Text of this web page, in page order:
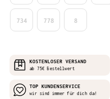
734 778 8
KOSTENLOSER VERSAND
ab 75€ Bestellwert
TOP KUNDENSERVICE
wir sind immer für dich da!